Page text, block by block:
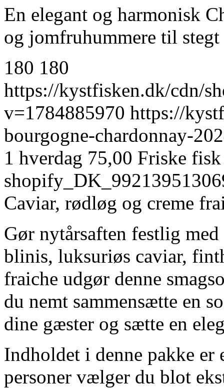
En elegant og harmonisk
og jomfruhummere til
180 180
https://kystfisken.dk/cdn/
v=1784885970 https://
bourgogne-chardonnay-
1 hverdag 75,00 Friske
Caviar, rødløg og creme
Gør nytårsaften festlig
blinis, luksuriøs caviar,
fraiche udgør denne
du nemt sammensætte en
dine gæster og sætte en
Indholdet i denne pakke
personer vælger du blot